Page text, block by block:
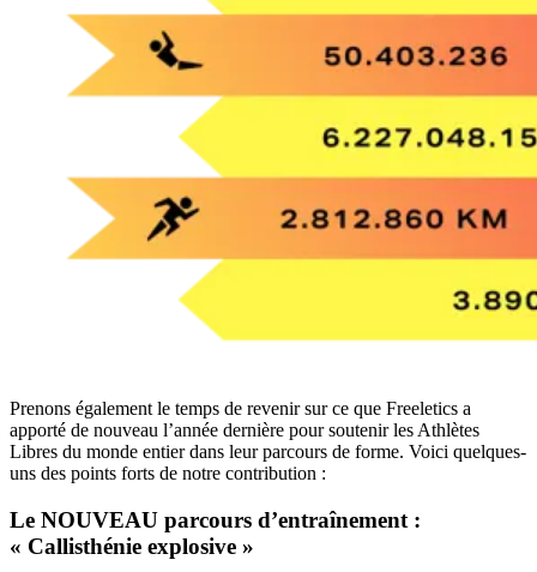
Prenons également le temps de revenir sur ce que Freeletics a
apporté de nouveau l’année dernière pour soutenir les Athlètes
Libres du monde entier dans leur parcours de forme. Voici quelques-
uns des points forts de notre contribution :
Le NOUVEAU parcours d’entraînement :
« Callisthénie explosive »